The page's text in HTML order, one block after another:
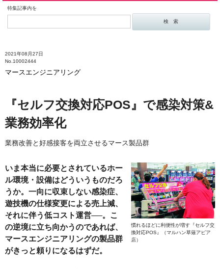
特集記事内を
2021年08月27日
No.10002444
マースエンジニアリング
『セルフ交換対応POS』で感染対策&
業務効率化
業務改善と好感接客を両立させるマース製品群
慣れるほどに利便性が増す『セルフ交
換対応POS』（マルハン草薙アピア
店）
いま本当に必要とされているホー
ル環境・設備はどういうものだろ
うか。一向に収束しない感染症、
遊技機の仕様変更による売上減、
それに伴う低コスト運営──。こ
の逆境に立ち向かうのであれば、
マースエンジニアリングの製品群
がきっと頼りになるはずだ。